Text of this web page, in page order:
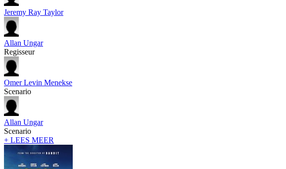
Jeremy Ray Taylor
Allan Ungar
Regisseur
Omer Levin Menekse
Scenario
Allan Ungar
Scenario
+ LEES MEER